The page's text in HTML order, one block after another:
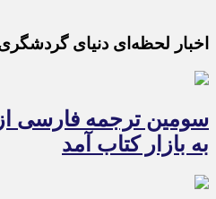
اخبار لحظه‌ای دنیای
سومین ترجمه فارسی
به بازار کتاب آمد